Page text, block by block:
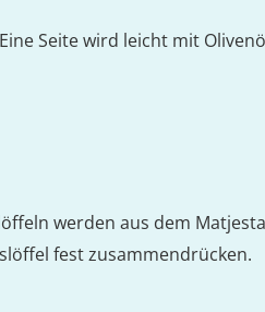
Seite wird leicht mit
werden aus dem
fest zusammendrücken.